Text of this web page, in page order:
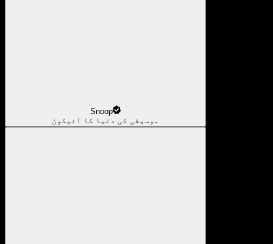
Snoop
موسیقی کی دنیا کا آئیکون